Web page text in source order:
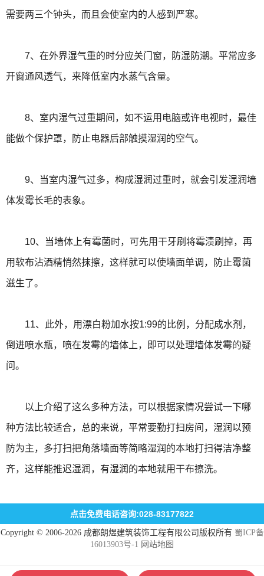
需要两三个钟头，而且会使室内的人感到严寒。
7、在外界湿气重的时分应关门窗，防湿防潮。平常应多
开窗通风透气，来降低室内水蒸气含量。
8、室内湿气过重期间，如不运用电脑或许电视时，最佳
能做个保护罩，防止电器后部触摸湿润的空气。
9、当室内湿气过多，构成湿润过重时，就会引发湿润墙
体发霉长毛的表象。
10、当墙体上有霉菌时，可先用干牙刷将霉渍刷掉，再
用软布沾酒精悄然抹擦，这样就可以使墙面单调，防止霉菌
滋生了。
11、此外，用漂白粉加水按1:99的比例，分配成水剂，
倒进喷水瓶，喷在发霉的墙体上，即可以处理墙体发霉的疑
问。
以上介绍了这么多种方法，可以根据家情况尝试一下哪
种方法比较适合，总的来说，平常要勤打扫房间，湿润以预
防为主，多打扫把角落墙面等简略湿润的本地打扫得洁净整
齐，这样能推迟湿润，有湿润的本地就用干布擦洗。
点击免费电话咨询:028-83177822
Copyright © 2006-2026 成都朗煜建筑装饰工程有限公司版权所有 蜀ICP备
16013903号-1 网站地图